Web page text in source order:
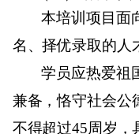
本培训项目面
名、择优录取的人
学员应热爱祖
兼备，恪守社会公
不得超过45周岁，